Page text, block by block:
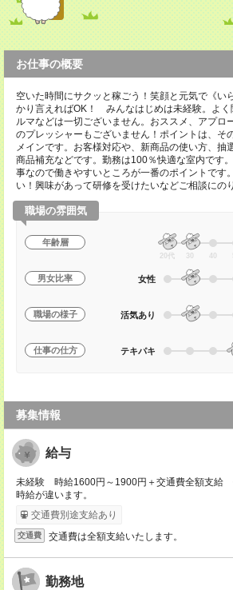
お仕事の概要
空いた時間にサクッと稼ごう！笑顔と元気で《い
かり言えればOK！ みんなはじめは未経験。よく
ルマなどは一切ございません。おススメ、アプ
のプレッシャーもございません！ポイントは、そ
メインです。お客様対応や、新商品の使い方、抽
商品補充などです。勤務は100％快適な室内です
事なので働きやすいところが一番のポイントです
い！興味があって研修を受けたいなどご相談にの
職場の雰囲気
年齢層
20代 30 40
男女比率 女性
職場の様子 活気あり
仕事の仕方 テキパキ
募集情報
給与
未経験 時給1600円～1900円＋交通費全額支給
時給が違います。
交通費別途支給あり
交通費 交通費は全額支給いたします。
勤務地